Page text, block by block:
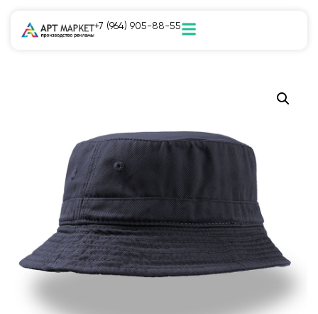
+7 (964) 905-88-55